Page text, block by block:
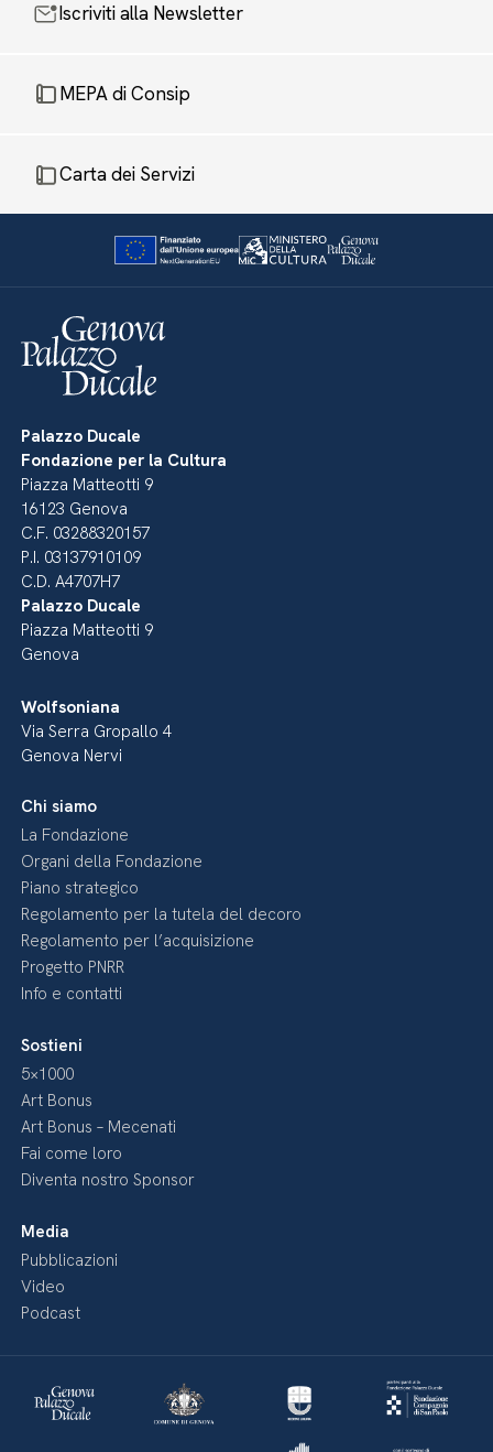
Iscriviti alla Newsletter
MEPA di Consip
Carta dei Servizi
Palazzo Ducale
Fondazione per la Cultura
Piazza Matteotti 9
16123 Genova
C.F. 03288320157
P.I. 03137910109
C.D. A4707H7
Palazzo Ducale
Piazza Matteotti 9
Genova
Wolfsoniana
Via Serra Gropallo 4
Genova Nervi
Chi siamo
La Fondazione
Organi della Fondazione
Piano strategico
Regolamento per la tutela del decoro
Regolamento per l’acquisizione
Progetto PNRR
Info e contatti
Sostieni
5×1000
Art Bonus
Art Bonus – Mecenati
Fai come loro
Diventa nostro Sponsor
Media
Pubblicazioni
Video
Podcast